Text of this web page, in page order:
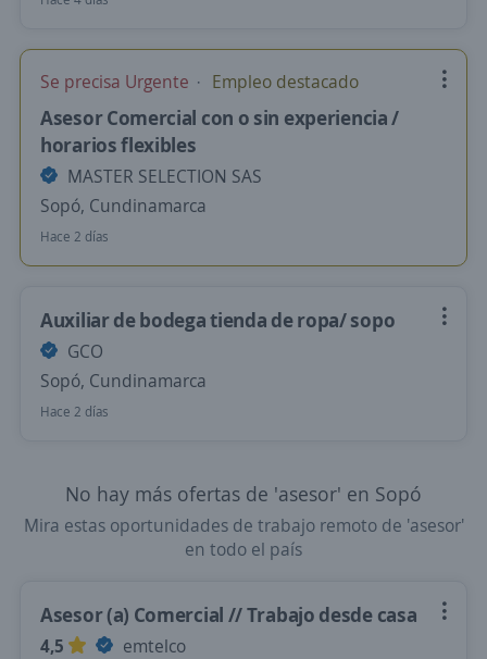
Se precisa Urgente Empleo destacado
Asesor Comercial con o sin experiencia /
horarios flexibles
MASTER SELECTION SAS
Sopó, Cundinamarca
Hace 2 días
Auxiliar de bodega tienda de ropa/ sopo
GCO
Sopó, Cundinamarca
Hace 2 días
No hay más ofertas de 'asesor' en Sopó
Mira estas oportunidades de trabajo remoto de 'asesor'
en todo el país
Asesor (a) Comercial // Trabajo desde casa
4,5
emtelco